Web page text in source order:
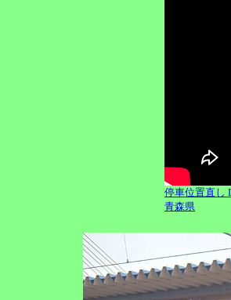
停車位置直し
青森県